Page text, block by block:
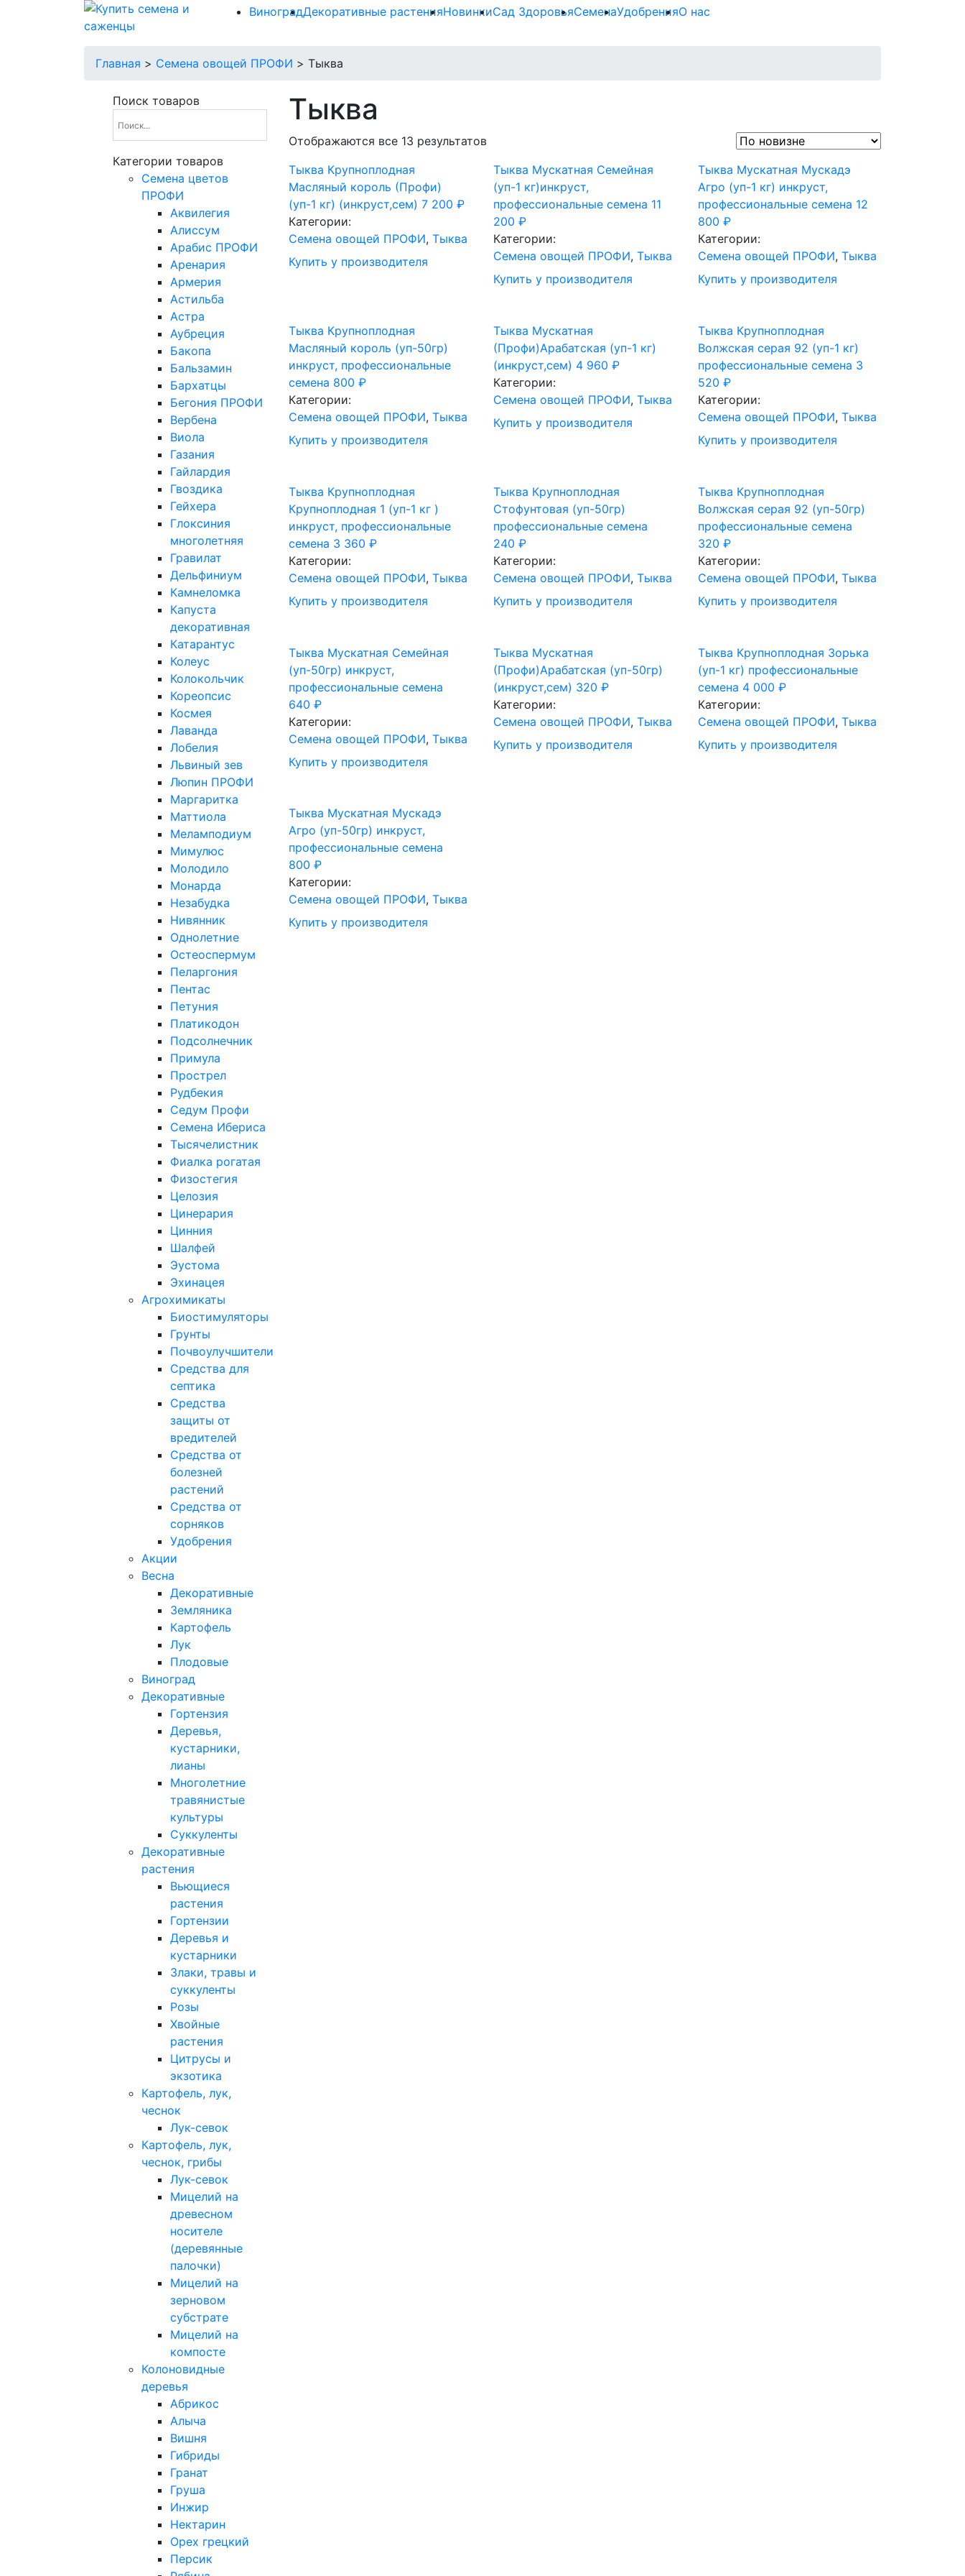
ВиноградДекоративные растенияНовинкиСад ЗдоровьяСеменаУдобренияО нас
Главная > Семена овощей ПРОФИ > Тыква
Поиск товаров
Категории товаров
Cемена цветов
ПРОФИ
Аквилегия
Алиссум
Арабис ПРОФИ
Аренария
Армерия
Астильба
Астра
Аубреция
Бакопа
Бальзамин
Бархатцы
Бегония ПРОФИ
Вербена
Виола
Газания
Гайлардия
Гвоздика
Гейхера
Глоксиния
многолетняя
Гравилат
Дельфиниум
Камнеломка
Капуста
декоративная
Катарантус
Колеус
Колокольчик
Кореопсис
Космея
Лаванда
Лобелия
Львиный зев
Люпин ПРОФИ
Маргаритка
Маттиола
Меламподиум
Мимулюс
Молодило
Монарда
Незабудка
Нивянник
Однолетние
Остеоспермум
Пеларгония
Пентас
Петуния
Платикодон
Подсолнечник
Примула
Прострел
Рудбекия
Седум Профи
Семена Ибериса
Тысячелистник
Фиалка рогатая
Физостегия
Целозия
Цинерария
Цинния
Шалфей
Эустома
Эхинацея
Агрохимикаты
Биостимуляторы
Грунты
Почвоулучшители
Средства для
септика
Средства
защиты от
вредителей
Средства от
болезней
растений
Средства от
сорняков
Удобрения
Акции
Весна
Декоративные
Земляника
Картофель
Лук
Плодовые
Виноград
Декоративные
Гортензия
Деревья,
кустарники,
лианы
Многолетние
травянистые
культуры
Суккуленты
Декоративные
растения
Вьющиеся
растения
Гортензии
Деревья и
кустарники
Злаки, травы и
суккуленты
Розы
Хвойные
растения
Цитрусы и
экзотика
Картофель, лук,
чеснок
Лук-севок
Картофель, лук,
чеснок, грибы
Лук-севок
Мицелий на
древесном
носителе
(деревянные
палочки)
Мицелий на
зерновом
субстрате
Мицелий на
компосте
Колоновидные
деревья
Абрикос
Алыча
Вишня
Гибриды
Гранат
Груша
Инжир
Нектарин
Орех грецкий
Персик
Тыква
Отображаются все 13 результатов
Тыква Крупноплодная
Масляный король (Профи)
(уп-1 кг) (инкруст,сем) 7 200 ₽
Категории:
Семена овощей ПРОФИ, Тыква
Купить у производителя
Тыква Мускатная Семейная
(уп-1 кг)инкруст,
профессиональные семена 11
200₽
Категории:
Семена овощей ПРОФИ,Тыква
Купить у производителя
Тыква Мускатная Мускадэ
Агро (уп-1 кг) инкруст,
профессиональные семена 12
800₽
Категории:
Семена овощей ПРОФИ,Тыква
Купить у производителя
Тыква Крупноплодная
Масляный король (уп-50гр)
инкруст, профессиональные
семена 800 ₽
Категории:
Семена овощей ПРОФИ, Тыква
Купить у производителя
Тыква Мускатная
(Профи)Арабатская (уп-1 кг)
(инкруст,сем) 4 960₽
Категории:
Семена овощей ПРОФИ,Тыква
Купить у производителя
Тыква Крупноплодная
Волжская серая 92 (уп-1 кг)
профессиональные семена 3
520₽
Категории:
Семена овощей ПРОФИ,Тыква
Купить у производителя
Тыква Крупноплодная
Крупноплодная 1 (уп-1 кг )
инкруст, профессиональные
семена 3 360 ₽
Категории:
Семена овощей ПРОФИ, Тыква
Купить у производителя
Тыква Крупноплодная
Стофунтовая (уп-50гр)
профессиональные семена
240₽
Категории:
Семена овощей ПРОФИ,Тыква
Купить у производителя
Тыква Крупноплодная
Волжская серая 92 (уп-50гр)
профессиональные семена
320₽
Категории:
Семена овощей ПРОФИ,Тыква
Купить у производителя
Тыква Мускатная Семейная
(уп-50гр) инкруст,
профессиональные семена
640 ₽
Категории:
Семена овощей ПРОФИ, Тыква
Купить у производителя
Тыква Мускатная
(Профи)Арабатская (уп-50гр)
(инкруст,сем) 320₽
Категории:
Семена овощей ПРОФИ,Тыква
Купить у производителя
Тыква Крупноплодная Зорька
(уп-1 кг) профессиональные
семена 4 000₽
Категории:
Семена овощей ПРОФИ,Тыква
Купить у производителя
Тыква Мускатная Мускадэ
Агро (уп-50гр) инкруст,
профессиональные семена
800 ₽
Категории:
Семена овощей ПРОФИ, Тыква
Купить у производителя